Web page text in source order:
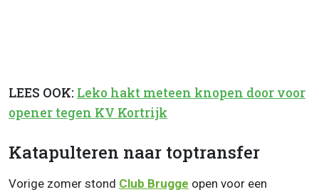
LEES OOK: Leko hakt meteen knopen door voor
opener tegen KV Kortrijk
Katapulteren naar toptransfer
Vorige zomer stond Club Brugge open voor een